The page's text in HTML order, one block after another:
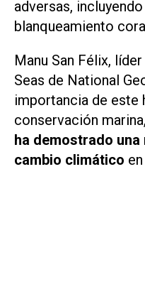
adversas,
blanqueamiento
Manu San Félix,
Seas de National
importancia de este
conservación
ha demostrado
cambio climático